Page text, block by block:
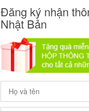
Đăng ký nhận
Nhật Bản